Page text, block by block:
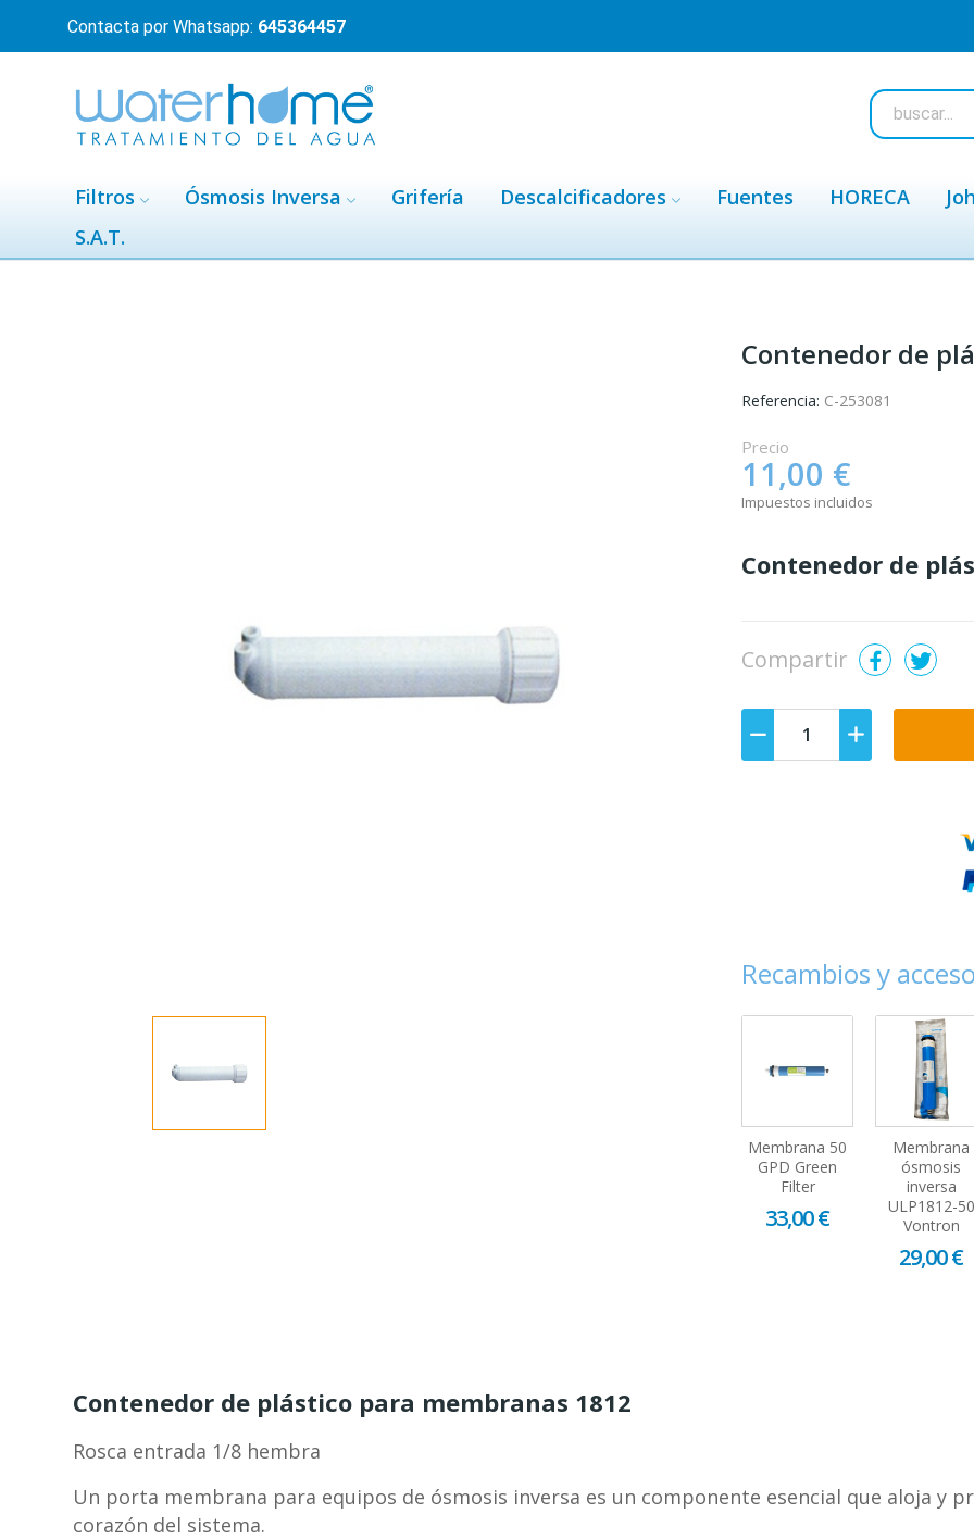
Contacta por Whatsapp: 645364457
Filtros Ósmosis Inversa Grifería Descalcificadores Fuentes HORECA
S.A.T.
Contenedor de
Referencia: C-253081
Precio
11,00 €
Impuestos incluidos
Contenedor de
Compartir
Recambios y
Membrana 50
GPD Green
Filter
33,00 €
Membrana
ósmosis
inversa
ULP1812-50
Vontron
29,00 €
Contenedor de plástico para membranas 1812
Rosca entrada 1/8 hembra
Un porta membrana para equipos de ósmosis inversa es un componente esencial que aloja y
corazón del sistema.